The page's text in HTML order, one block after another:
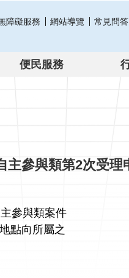
障礙服務 網站導覽 常見問答
便民服務
主參與類第2次受理
參與類案件
點向所屬之